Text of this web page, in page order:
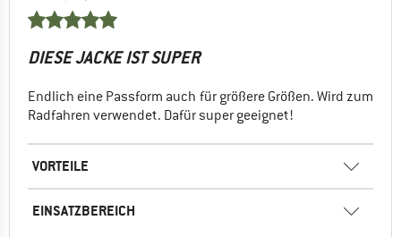
DIESE JACKE IST SUPER
Endlich eine Passform auch für größere Größen. Wird zum
Radfahren verwendet. Dafür super geeignet!
VORTEILE
EINSATZBEREICH